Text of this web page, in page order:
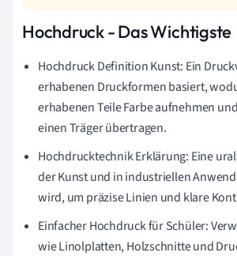
Hochdruck - Das Wichtigste
Hochdruck Definition Kunst: Ein
erhabenen Druckformen basiert,
erhabenen Teile Farbe aufnehmen
einen Träger übertragen.
Hochdrucktechnik Erklärung: Eine
der Kunst und in industriellen
wird, um präzise Linien und klare
Einfacher Hochdruck für Schüler:
wie Linolplatten, Holzschnitte und